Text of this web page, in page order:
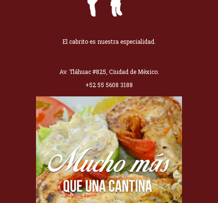
El cabrito es nuestra especialidad.
Av. Tláhuac #825, Ciudad de México.
+52 55 5608 3188